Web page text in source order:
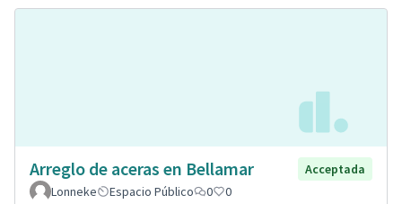
Arreglo de aceras en Bellamar
Acceptada
Lonneke
Espacio Público 0 0